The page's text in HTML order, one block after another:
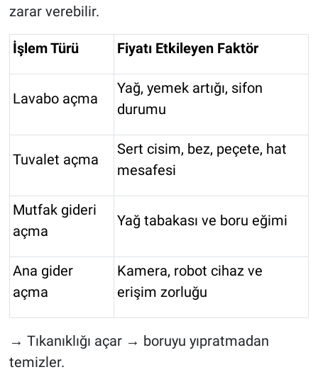
zarar verebilir.
İşlem Türü Fiyatı Etkileyen Faktör
Lavabo açma
Yağ, yemek artığı, sifon
durumu
Tuvalet açma
Sert cisim, bez, peçete, hat
mesafesi
Mutfak gideri
açma
Yağ tabakası ve boru eğimi
Ana gider
açma
Kamera, robot cihaz ve
erişim zorluğu
→ Tıkanıklığı açar → boruyu yıpratmadan
temizler.